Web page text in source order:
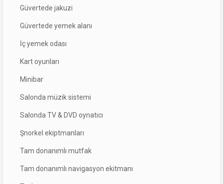
Güvertede jakuzi
Güvertede yemek alanı
İç yemek odası
Kart oyunları
Minibar
Salonda müzik sistemi
Salonda TV & DVD oynatıcı
Şnorkel ekiptmanları
Tam donanımlı mutfak
Tam donanımlı navigasyon ekitmanı